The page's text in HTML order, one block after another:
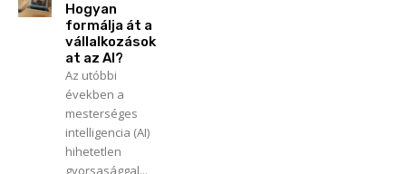
Hogyan
formálja át a
vállalkozások
at az AI?
Az utóbbi
években a
mesterséges
intelligencia (AI)
hihetetlen
gyorsasággal...